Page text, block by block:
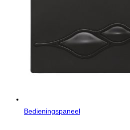
Bedieningspaneel